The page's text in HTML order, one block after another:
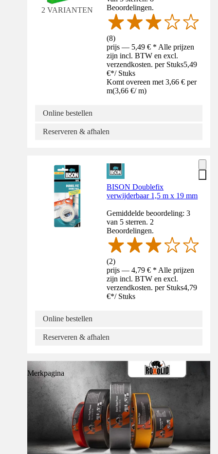
2 VARIANTEN
Beoordelingen.
(8)
prijs — 5,49 € * Alle prijzen
zijn incl. BTW en excl.
verzendkosten. per Stuks5,49
€*/ Stuks
Komt overeen met 3,66 € per
m(3,66 €/ m)
Online bestellen
Reserveren & afhalen
BISON Doublefix
verwijderbaar 1,5 m x 19 mm
Gemiddelde beoordeling: 3
van 5 sterren. 2
Beoordelingen.
(2)
prijs — 4,79 € * Alle prijzen
zijn incl. BTW en excl.
verzendkosten. per Stuks4,79
€*/ Stuks
Online bestellen
Reserveren & afhalen
Merkpagina